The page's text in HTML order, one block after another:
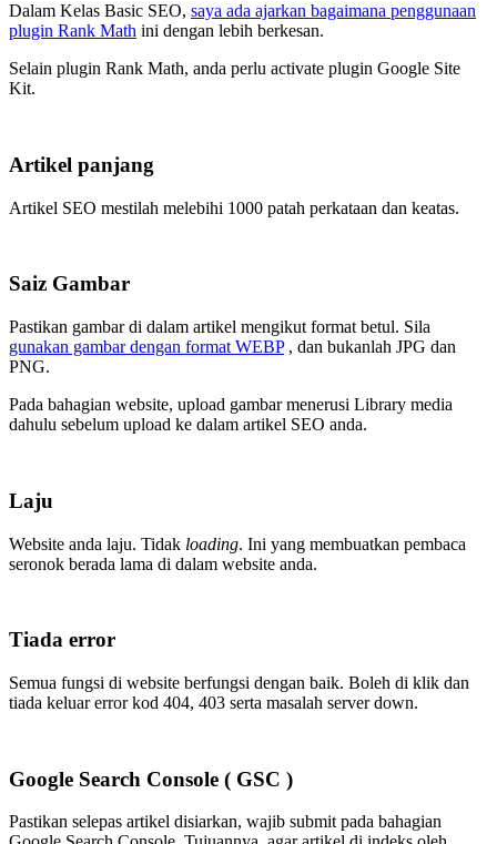
Dalam Kelas Basic SEO, saya ada ajarkan bagaimana penggunaan
plugin Rank Math ini dengan lebih berkesan.
Selain plugin Rank Math, anda perlu activate plugin Google Site
Kit.
Artikel panjang
Artikel SEO mestilah melebihi 1000 patah perkataan dan keatas.
Saiz Gambar
Pastikan gambar di dalam artikel mengikut format betul. Sila
gunakan gambar dengan format WEBP, dan bukanlah JPG dan
PNG.
Pada bahagian website, upload gambar menerusi Library media
dahulu sebelum upload ke dalam artikel SEO anda.
Laju
Website anda laju. Tidak loading. Ini yang membuatkan pembaca
seronok berada lama di dalam website anda.
Tiada error
Semua fungsi di website berfungsi dengan baik. Boleh di klik dan
tiada keluar error kod 404, 403 serta masalah server down.
Google Search Console ( GSC )
Pastikan selepas artikel disiarkan, wajib submit pada bahagian